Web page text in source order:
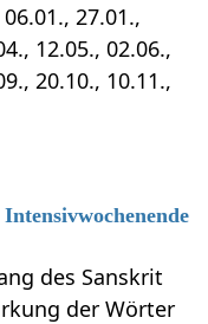
27.01.,
12.05., 02.06.,
20.10., 10.11.,
des Sanskrit
der Wörter